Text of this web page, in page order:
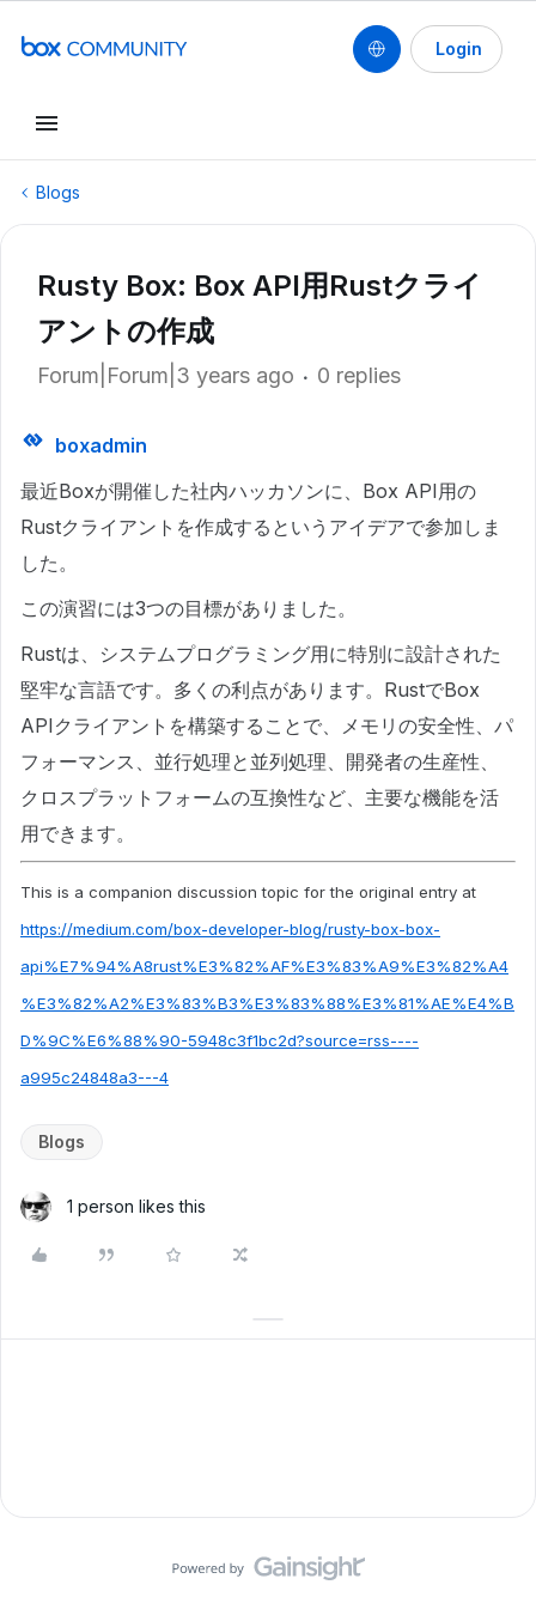
Login
Blogs
Rusty Box: Box API用Rustクライ
アントの作成
Forum|Forum|3 years ago 0 replies
boxadmin
最近Boxが開催した社内ハッカソンに、Box API用の
Rustクライアントを作成するというアイデアで参加しま
した。
この演習には3つの目標がありました。
Rustは、システムプログラミング用に特別に設計された
堅牢な言語です。多くの利点があります。RustでBox
APIクライアントを構築することで、メモリの安全性、パ
フォーマンス、並行処理と並列処理、開発者の生産性、
クロスプラットフォームの互換性など、主要な機能を活
用できます。
This is a companion discussion topic for the original entry at
https://medium.com/box-developer-blog/rusty-box-box-
api%E7%94%A8rust%E3%82%AF%E3%83%A9%E3%82%A4
%E3%82%A2%E3%83%B3%E3%83%88%E3%81%AE%E4%B
D%9C%E6%88%90-5948c3f1bc2d?source=rss----
a995c24848a3---4
Blogs
1 person likes this